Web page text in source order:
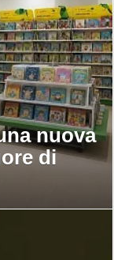
nuova
di